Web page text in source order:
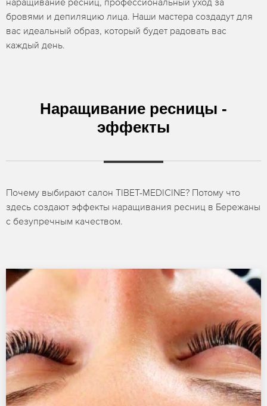
бровями и депиляцию лица. Наши мастера создадут для
вас идеальный образ, который будет радовать вас
каждый день.
Наращивание ресницы -
эффекты
Почему выбирают салон TIBET-MEDICINE? Потому что
здесь создают эффекты наращивания ресниц в Бережаны
с безупречным качеством.